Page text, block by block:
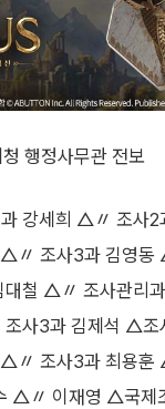
행정사무관 전보
강세희 △〃 조사
〃 조사3과 김영
대철 △〃 조사관리
사3과 김제석 △조
〃 조사3과 최용
△〃 이재영 △국제